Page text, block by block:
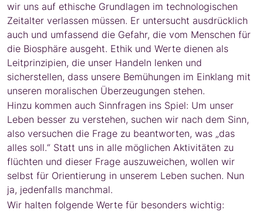
wir uns auf ethische Grundlagen im technologischen
Zeitalter verlassen müssen. Er untersucht ausdrücklich
auch und umfassend die Gefahr, die vom Menschen für
die Biosphäre ausgeht. Ethik und Werte dienen als
Leitprinzipien, die unser Handeln lenken und
sicherstellen, dass unsere Bemühungen im Einklang mit
unseren moralischen Überzeugungen stehen.
Hinzu kommen auch Sinnfragen ins Spiel: Um unser
Leben besser zu verstehen, suchen wir nach dem Sinn,
also versuchen die Frage zu beantworten, was „das
alles soll.“ Statt uns in alle möglichen Aktivitäten zu
flüchten und dieser Frage auszuweichen, wollen wir
selbst für Orientierung in unserem Leben suchen. Nun
ja, jedenfalls manchmal.
Wir halten folgende Werte für besonders wichtig: